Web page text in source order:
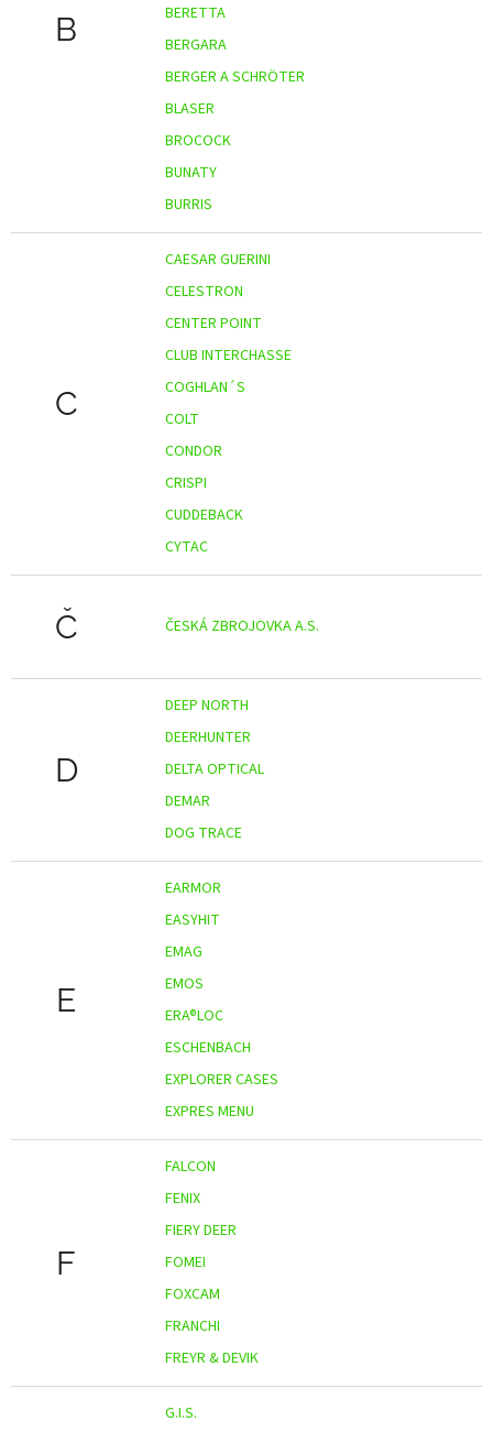
B
BERETTA
BERGARA
BERGER A SCHRÖTER
BLASER
BROCOCK
BUNATY
BURRIS
C
CAESAR GUERINI
CELESTRON
CENTER POINT
CLUB INTERCHASSE
COGHLAN´S
COLT
CONDOR
CRISPI
CUDDEBACK
CYTAC
Č ČESKÁ ZBROJOVKA A.S.
D
DEEP NORTH
DEERHUNTER
DELTA OPTICAL
DEMAR
DOG TRACE
E
EARMOR
EASYHIT
EMAG
EMOS
ERA®LOC
ESCHENBACH
EXPLORER CASES
EXPRES MENU
F
FALCON
FENIX
FIERY DEER
FOMEI
FOXCAM
FRANCHI
FREYR & DEVIK
G.I.S.